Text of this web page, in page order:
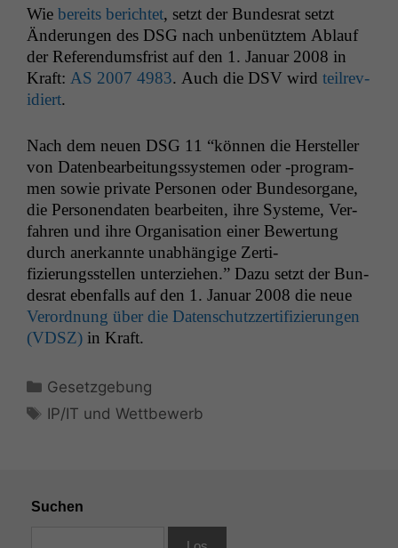
Wie bere­its berichtet, set­zt der Bun­desrat set­zt
Änderun­gen des DSG nach unbenütztem Ablauf
der Ref­er­en­dums­frist auf den 1. Jan­u­ar 2008 in
Kraft: AS 2007 4983. Auch die DSV wird teil­re­v­
i­diert.
Nach dem neuen DSG 11 “kön­nen die Her­steller
von Daten­bear­beitungssys­te­men oder ‑pro­gram­
men sowie pri­vate Per­so­n­en oder Bun­des­or­gane,
die Per­so­n­en­dat­en bear­beit­en, ihre Sys­teme, Ver­
fahren und ihre Organ­i­sa­tion ein­er Bew­er­tung
durch anerkan­nte unab­hängige Zer­ti­
fizierungsstellen unterziehen.” Dazu set­zt der Bun­
desrat eben­falls auf den 1. Jan­u­ar 2008 die neue
Verord­nung über die Daten­schutzzer­ti­fizierun­gen
(VDSZ) in Kraft.
Kategorien
Gesetzgebung
Schlagwörter
IP/IT und Wettbewerb
Suchen